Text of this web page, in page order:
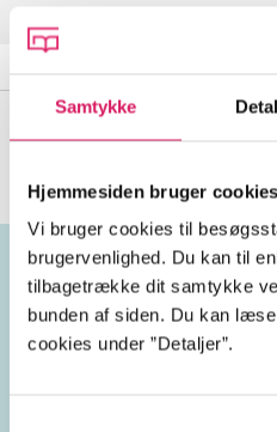
Samtykke
Hjemmesiden bruger cookies
Vi bruger cookies til
brugervenlighed. Du kan til
tilbagetrække dit samtykke
bunden af siden. Du kan
cookies under ”Detaljer”.
Søløvesang
Se alle(17)
Emneord